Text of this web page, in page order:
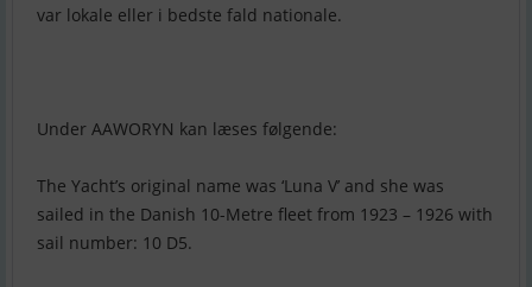
var lokale eller i bedste fald nationale.
Under AAWORYN kan læses følgende:
The Yacht’s original name was ‘Luna V’ and she was
sailed in the Danish 10-Metre fleet from 1923 – 1926 with
sail number: 10 D5.